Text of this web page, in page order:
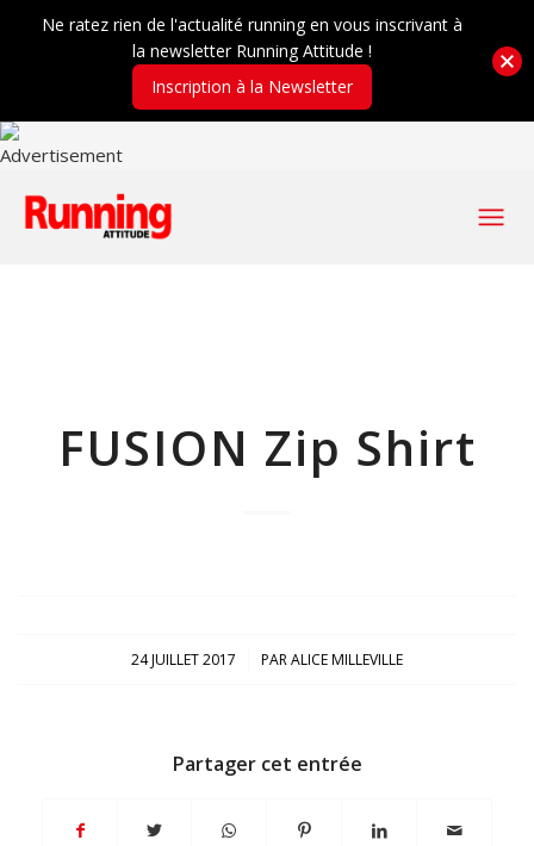
FUSION Zip Shirt
24 JUILLET 2017
/ PARALICE MILLEVILLE
Partager cet entrée
Ne ratez rien de l'actualité running en vous inscrivant à
la newsletter Running Attitude !
Inscription à la Newsletter